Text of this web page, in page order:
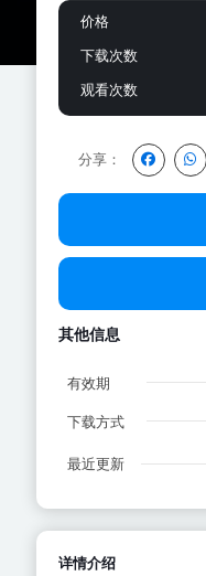
详情介绍
价格
下载次数
观看次数
分享：
其他信息
有效期
下载方式
最近更新